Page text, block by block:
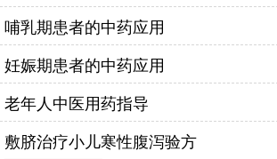
哺乳期患者的中药应用
妊娠期患者的中药应用
老年人中医用药指导
敷脐治疗小儿寒性腹泻验方